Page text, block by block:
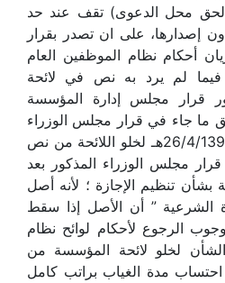
محل الدعوى) تقف عند حد
إصدارها، على ان تصدر بقرار
أحكام نظام الموظفين العام
لم يرد به نص في لائحة
قرار مجلس إدارة المؤسسة
ما جاء في قرار مجلس الوزراء
رقم (10254/3) وتاريخ 26/4/1392هـ لخلو اللائحة من نص
قرار مجلس الوزراء المذكور بعد
بشأن تنظيم الإجازة ؛ لأنه أصل
الشرعية ” أن الأصل إذا سقط
الرجوع لأحكام لوائح نظام
لخلو لائحة المؤسسة من
مدة الغياب براتب كامل